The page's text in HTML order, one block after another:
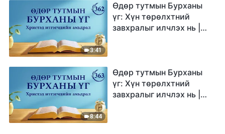
3:41
Өдөр тутмын Бурханы
үг: Хүн төрөлхтний
завхралыг илчлэх нь |
8:44
Өдөр тутмын Бурханы
үг: Хүн төрөлхтний
завхралыг илчлэх нь |